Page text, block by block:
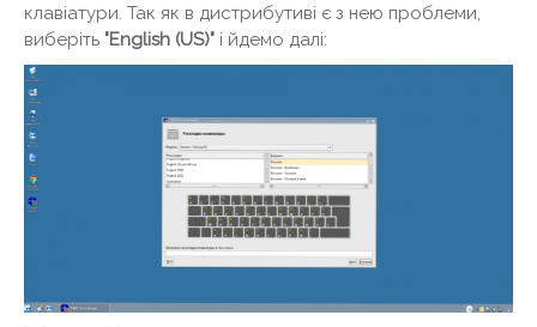
клавіатури. Так як в дистрибутиві є з нею проблеми,
виберіть "English (US)" і йдемо далі: